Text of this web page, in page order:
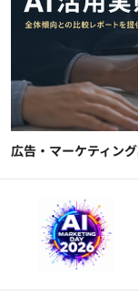
広告・マーケティン